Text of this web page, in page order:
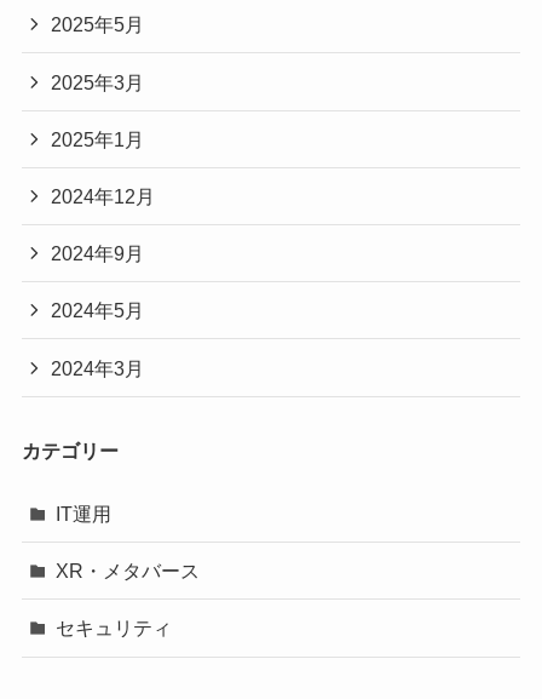
2025年5月
2025年3月
2025年1月
2024年12月
2024年9月
2024年5月
2024年3月
カテゴリー
IT運用
XR・メタバース
セキュリティ